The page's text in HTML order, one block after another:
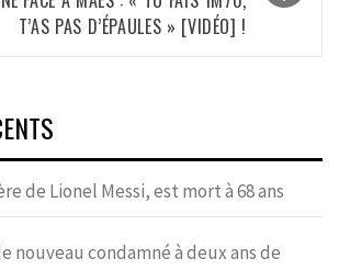
T’AS PAS D’ÉPAULES » [VIDÉO] !
de Lionel Messi, est mort à 68 ans
nouveau condamné à deux ans de